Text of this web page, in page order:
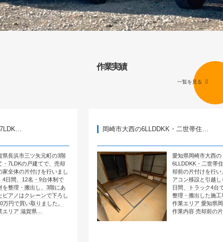
作業実績
一覧を見る
矢元町の3階
てで、売却
けを行いまし
9台体制で
し、3階にあ
ーンで下ろし
りました。
…
岡崎市大西の6LLDDKK・二世帯住…
愛知県岡崎市大西の
6LLDDKK・二世帯住宅で、売
却前の片付けを行いました。エ
アコン移設と引越しを含めて4
日間、トラック4台で全部屋を
整理・搬出した施工事例です。
作業エリア 愛知県岡崎市大西
作業内容 売却前の片付け …